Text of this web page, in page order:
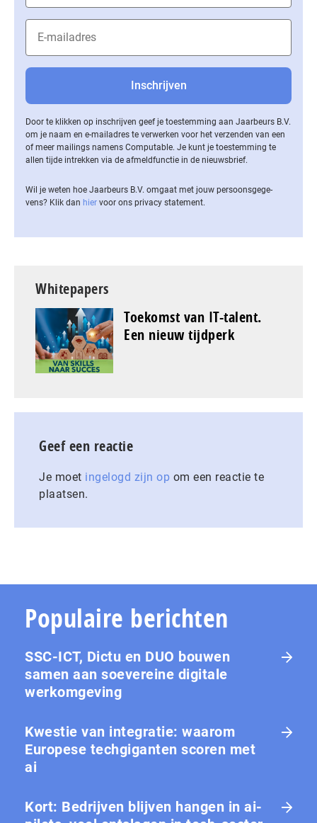
Door te klikken op inschrijven geef je toestemming aan Jaarbeurs B.V.
om je naam en e-mailadres te verwerken voor het verzenden van een
of meer mailings namens Computable. Je kunt je toestemming te
allen tijde intrekken via de af­meld­func­tie in de nieuwsbrief.
Wil je weten hoe Jaarbeurs B.V. omgaat met jouw per­soons­ge­ge­
vens? Klik dan hier voor ons privacy statement.
Whitepapers
Toekomst van IT-talent.
Een nieuw tijdperk
Geef een reactie
Je moet ingelogd zijn op om een reactie te
plaatsen.
Populaire berichten
SSC-ICT, Dictu en DUO bouwen
samen aan soevereine digitale
werkomgeving
Kwestie van integratie: waarom
Europese tech­gi­gan­ten scoren met
ai
Kort: Bedrijven blijven hangen in ai-